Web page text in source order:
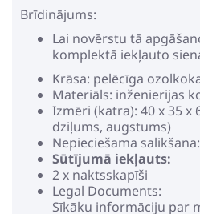
Brīdinājums:
Lai novērstu tā
komplektā iekļauto
Krāsa: pelēcīga
Materiāls: inženierijas
Izmēri (katra): 40 x 35 x
dziļums, augstums)
Nepieciešama
Sūtījumā iekļauts:
2 x naktsskapīši
Legal Documents:
Sīkāku informāciju par